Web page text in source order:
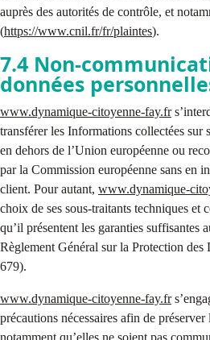
auprès des autorités de contrôle, et
(https://www.cnil.fr/fr/plaintes).
7.4 Non-
données
www.dynamique-citoyenne-fay.fr
transférer les Informations collectées sur
en dehors de l’Union européenne ou
par la Commission européenne sans en
client. Pour autant, www.dynamique-
choix de ses sous-traitants techniques et
qu’il présentent les garanties suffisantes
Règlement Général sur la Protection
679).
www.dynamique-citoyenne-fay.fr
précautions nécessaires afin de
notamment qu’elles ne soient pas